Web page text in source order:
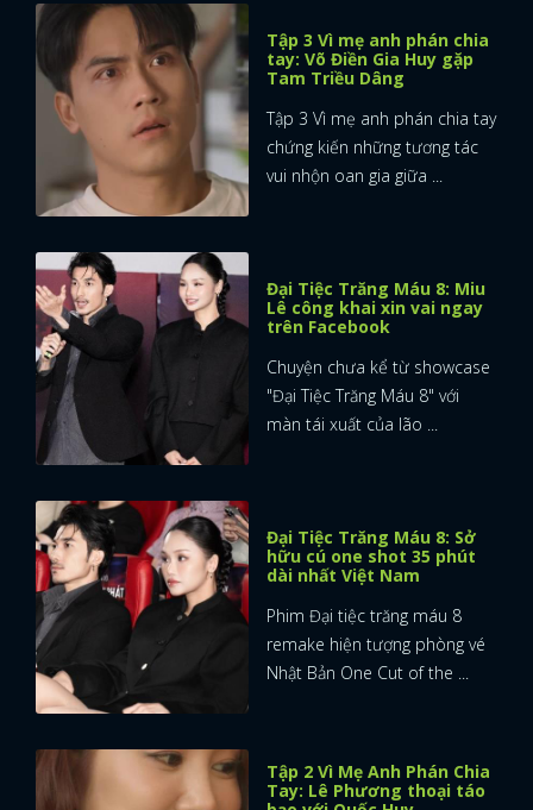
Tập 3 Vì mẹ anh phán chia
tay: Võ Điền Gia Huy gặp
Tam Triều Dâng
Tập 3 Vì mẹ anh phán chia tay
chứng kiến những tương tác
vui nhộn oan gia giữa ...
Đại Tiệc Trăng Máu 8: Miu
Lê công khai xin vai ngay
trên Facebook
Chuyện chưa kể từ showcase
"Đại Tiệc Trăng Máu 8" với
màn tái xuất của lão ...
Đại Tiệc Trăng Máu 8: Sở
hữu cú one shot 35 phút
dài nhất Việt Nam
Phim Đại tiệc trăng máu 8
remake hiện tượng phòng vé
Nhật Bản One Cut of the ...
Tập 2 Vì Mẹ Anh Phán Chia
Tay: Lê Phương thoại táo